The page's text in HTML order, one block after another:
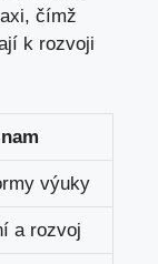
čímž
k rozvoji
výuky
a rozvoj